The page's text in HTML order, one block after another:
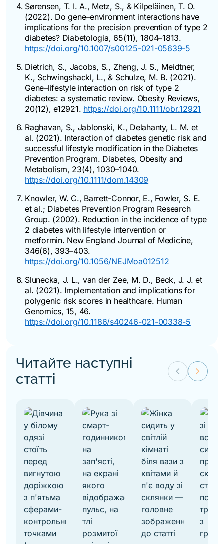
Sørensen, T. I. A., Metz, S., & Kilpeläinen, T. O.
(2022). Do gene–environment interactions have
implications for the precision prevention of type 2
diabetes? Diabetologia, 65(11), 1804–1813.
https://doi.org/10.1007/s00125-021-05639-5
Dietrich, S., Jacobs, S., Zheng, J. S., Meidtner,
K., Schwingshackl, L., & Schulze, M. B. (2021).
Gene–lifestyle interaction on risk of type 2
diabetes: a systematic review. Obesity Reviews,
20(12), e12921. https://doi.org/10.1111/obr.12921
Raghavan, S., Jablonski, K., Delahanty, L. M. et
al. (2021). Interaction of diabetes genetic risk and
successful lifestyle modification in the Diabetes
Prevention Program. Diabetes, Obesity and
Metabolism, 23(4), 1030–1040.
https://doi.org/10.1111/dom.14309
Knowler, W. C., Barrett-Connor, E., Fowler, S. E.
et al.; Diabetes Prevention Program Research
Group. (2002). Reduction in the incidence of type
2 diabetes with lifestyle intervention or
metformin. New England Journal of Medicine,
346(6), 393–403.
https://doi.org/10.1056/NEJMoa012512
Slunecka, J. L., van der Zee, M. D., Beck, J. J. et
al. (2021). Implementation and implications for
polygenic risk scores in healthcare. Human
Genomics, 15, 46.
https://doi.org/10.1186/s40246-021-00338-5
Читайте наступні
статті
keyboard_arrow_left keyboard_arrow_right